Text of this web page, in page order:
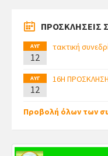
ΠΡΟΣΚΛΗΣΕΙΣ
ΑΥΓ
12
τακτική
ΑΥΓ
12
16Η
Προβολή όλων των